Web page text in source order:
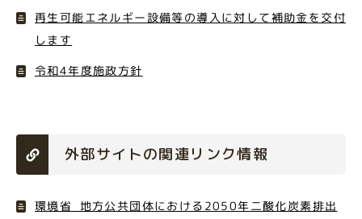
再生可能エネルギー設備等の導入に対して補助金を交付
します
令和4年度施政方針
外部サイトの関連リンク情報
環境省_地方公共団体における2050年二酸化炭素排出